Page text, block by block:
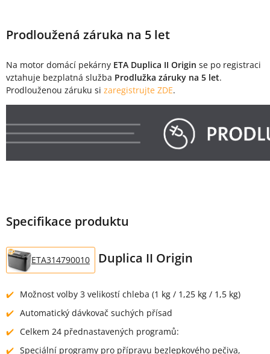
Prodloužená záruka na 5 let
Na motor domácí pekárny ETA Duplica II Origin se po registraci
vztahuje bezplatná služba Prodlužka záruky na 5 let.
Prodlouženou záruku si zaregistrujte ZDE.
Specifikace produktu
ETA314790010 Duplica II Origin
Možnost volby 3 velikostí chleba (1 kg / 1,25 kg / 1,5 kg)
Automatický dávkovač suchých přísad
Celkem 24 přednastavených programů:
Speciální programy pro přípravu bezlepkového pečiva,